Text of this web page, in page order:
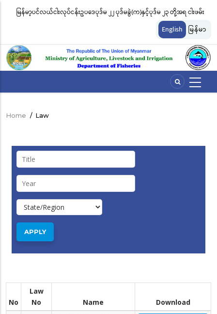
မြန်မာ့ပင်လယ်ငါးလုပ်ငန်းဥပဒေပုဒ်မ ၂၂ ပုဒ်မခွဲ(က)နှင့်ပုဒ်မ ၂၃ တို့အရ ငါးဖမ်း
ကိရိယာအမျိုးအစားအလိုက် လိုင်စင်ခနှုန်းထားများကို အောက်ပါအတိုင်း
English မြန်မာ
Breadcrumb
Home / Law
No
Law
No
Name
Download